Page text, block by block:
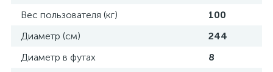
Вес пользователя (кг)
100
Диаметр (см)
244
Диаметр в футах
8